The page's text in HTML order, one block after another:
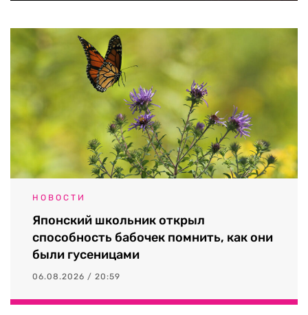
НОВОСТИ
Японский школьник открыл
способность бабочек помнить, как они
были гусеницами
06.08.2026 / 20:59